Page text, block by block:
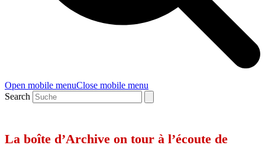
Open mobile menuClose mobile menu
Search
La boîte d’Archive on tour à l’écoute de